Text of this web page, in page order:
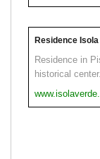
Residence
Residence in
historical center.